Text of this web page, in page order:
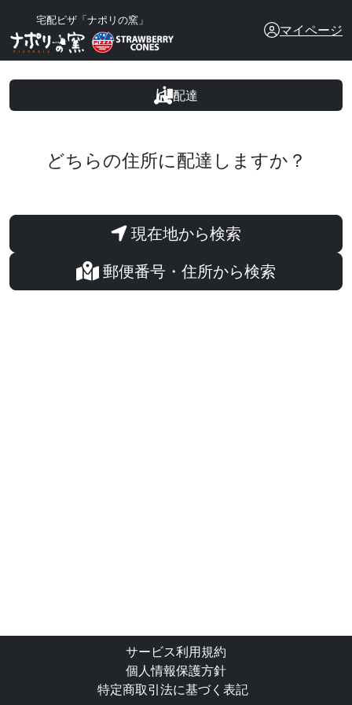
宅配ピザ「ナポリの窯」
マイページ
配達
どちらの住所に配達しますか？
現在地から検索
郵便番号・住所から検索
サービス利用規約
個人情報保護方針
特定商取引法に基づく表記>